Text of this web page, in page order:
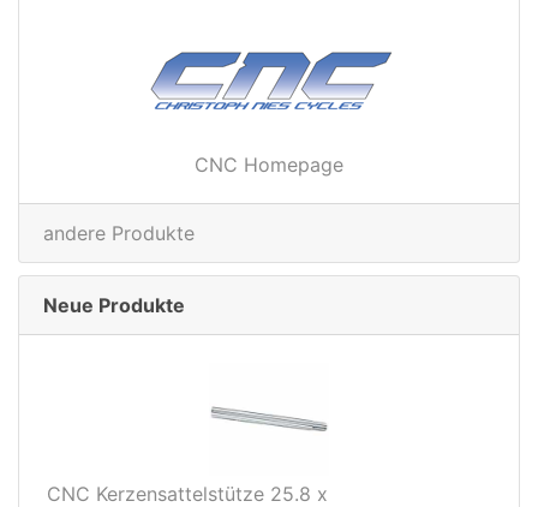
CNC Homepage
andere Produkte
Neue Produkte
CNC Kerzensattelstütze 25.8 x